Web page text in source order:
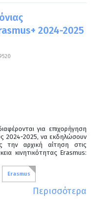
2024-2025
για επιχορήγηση
2024-2025, να εκδηλώσουν
την αρχική αίτηση στις
κινητικότητας Erasmus:
Erasmus
Περισσότερα